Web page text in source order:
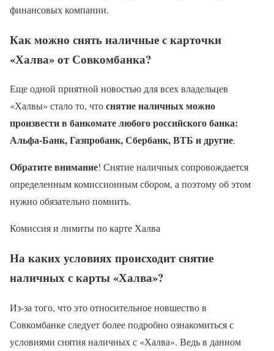
финансовых компании.
Как можно снять наличные с карточки
«Халва» от Совкомбанка?
Еще одной приятной новостью для всех владельцев
«Халвы» стало то, чтоснятие наличных можно
произвести в банкомате любого российского банка:
Альфа-Банк, Газпробанк, Сбербанк, ВТБ и другие.
Обратите внимание! Снятие наличных сопровождается
определенным комиссионным сбором, а поэтому об этом
нужно обязательно помнить.
Комиссия и лимиты по карте Халва
На каких условиях происходит снятие
наличных с карты «Халва»?
Из-за того, что это относительное новшество в
Совкомбанке следует более подробно ознакомиться с
условиями снятия наличных с «Халва». Ведь в данном